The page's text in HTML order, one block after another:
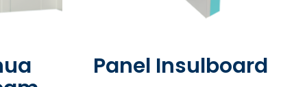
Panel Insulboard